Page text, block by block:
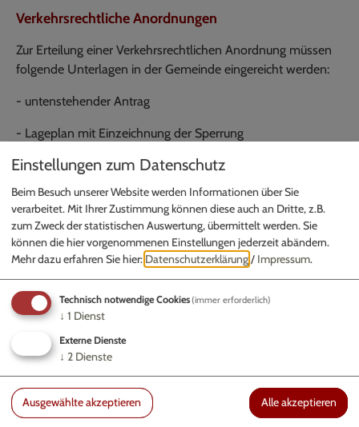
Verkehrsrechtliche Anordnungen
Zur Erteilung einer Verkehrsrechtlichen Anordnung müssen
folgende Unterlagen in der Gemeinde eingereicht werden:
- untenstehender Antrag
- Lageplan mit Einzeichnung der Sperrung
- evtl. Regelplan/ Beschilderungsplan
Die Antragsunterlagen sind zwei Wochen vor Beginn der
Sperrung einzureichen. Bei kurzfristiger Antragstellung
entstehen erhöhte Kosten.
Antrag Verkehrsrechtliche Anordnung
Einstellungen zum Datenschutz
Beim Besuch unserer Website werden Informationen über Sie
verarbeitet. Mit Ihrer Zustimmung können diese auch an Dritte, z.B.
zum Zweck der statistischen Auswertung, übermittelt werden. Sie
können die hier vorgenommenen Einstellungen jederzeit abändern.
Mehr dazu erfahren Sie hier: Datenschutzerklärung/ Impressum.
Technisch notwendige Cookies(immer erforderlich)
↓ 1 Dienst
Externe Dienste
↓ 2 Dienste
Ausgewählte akzeptieren Alle akzeptieren